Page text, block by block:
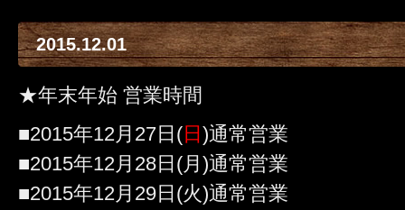
2015.12.01
★年末年始 営業時間
■2015年12月27日(日)通常営業
■2015年12月28日(月)通常営業
■2015年12月29日(火)通常営業